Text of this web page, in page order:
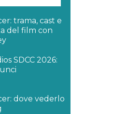
trama, cast e
del film con
SDCC 2026:
dove vederlo